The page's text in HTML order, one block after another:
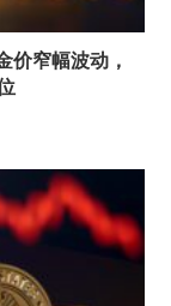
窄幅波动，